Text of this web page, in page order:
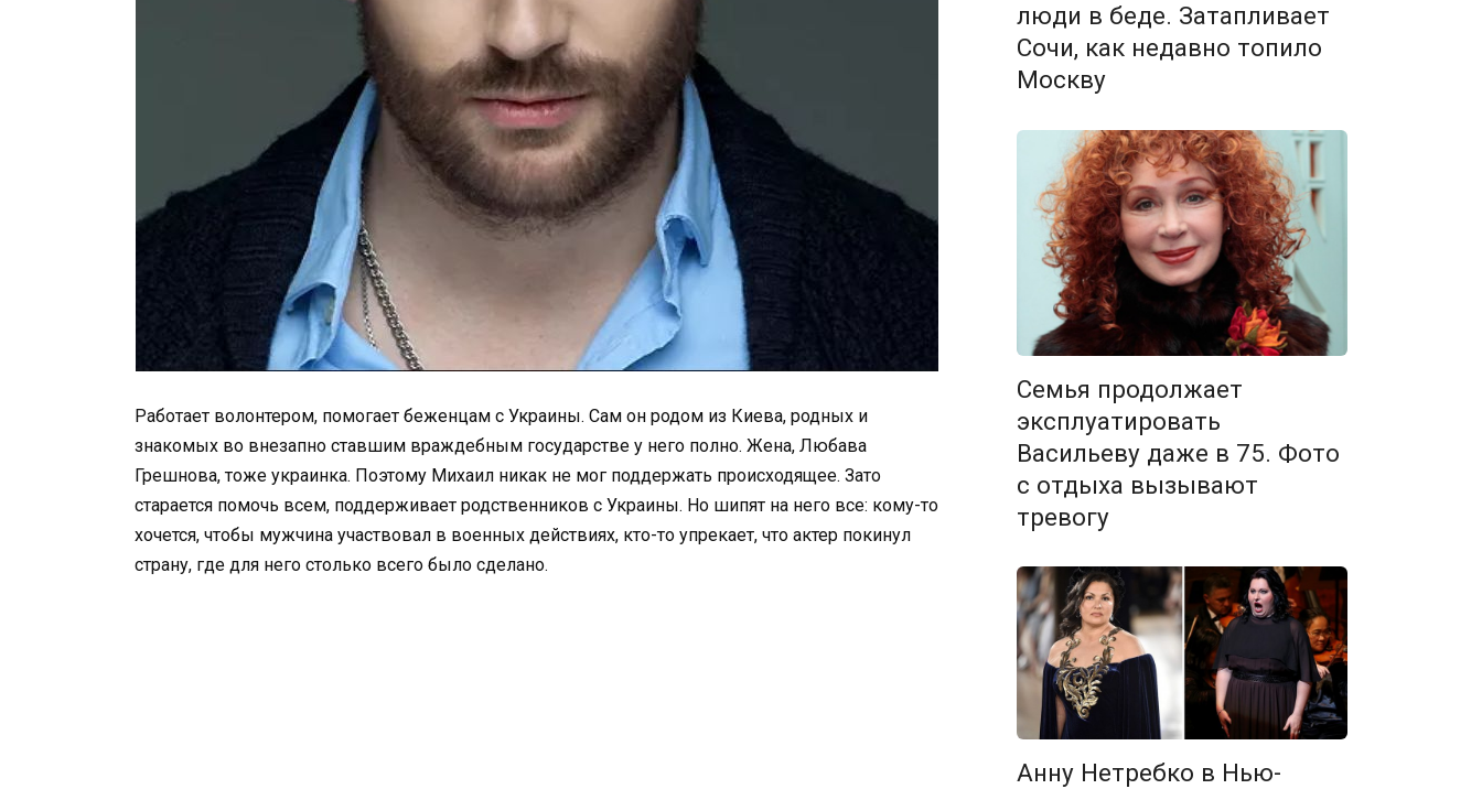
Работает волонтером, помогает беженцам с Украины. Сам он родом из Киева, родных и
знакомых во внезапно ставшим враждебным государстве у него полно. Жена, Любава
Грешнова, тоже украинка. Поэтому Михаил никак не мог поддержать происходящее. Зато
старается помочь всем, поддерживает родственников с Украины. Но шипят на него все: кому-то
хочется, чтобы мужчина участвовал в военных действиях, кто-то упрекает, что актер покинул
страну, где для него столько всего было сделано.
люди в беде. Затапливает
Сочи, как недавно топило
Москву
Семья продолжает
эксплуатировать
Васильеву даже в 75. Фото
с отдыха вызывают
тревогу
Анну Нетребко в Нью-